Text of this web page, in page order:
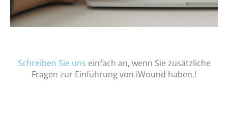
Schreiben Sie uns einfach an, wenn Sie zusätzliche
Fragen zur Einführung von iWound haben.!